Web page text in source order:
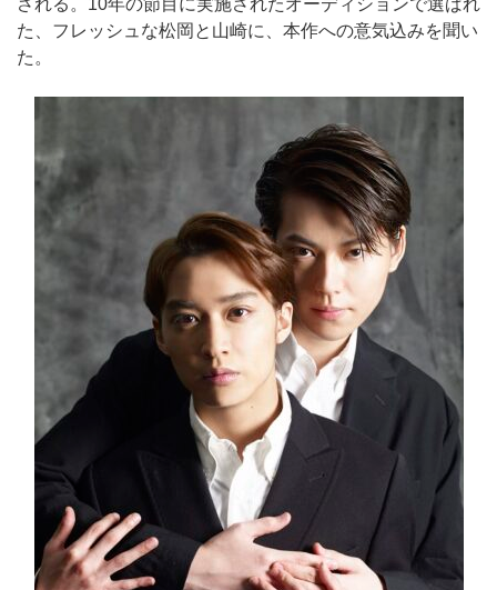
される。10年の節目に実施されたオーディションで選ばれ
た、フレッシュな松岡と山崎に、本作への意気込みを聞い
た。